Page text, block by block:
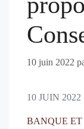
10 juin 2022
10 JUIN 2022
BANQUE